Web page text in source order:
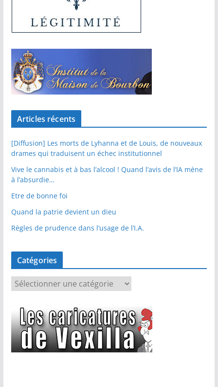
Articles récents
[Diffusion] Les morts de Lyhanna et de Louis, de nouveaux
drames qui traduisent un échec institutionnel
Vive le cannabis et à bas l’alcool ! Quand l’avis de l’IA mène
à l’absurdie…
Etre de bonne foi
Quand la patrie devient un dieu
Règles de prudence dans l’usage de l’I.A.
Catégories
a
é
g
o
r